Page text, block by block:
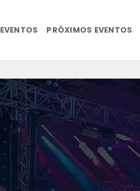
EVENTOS PRÓXIMOS EVENTOS